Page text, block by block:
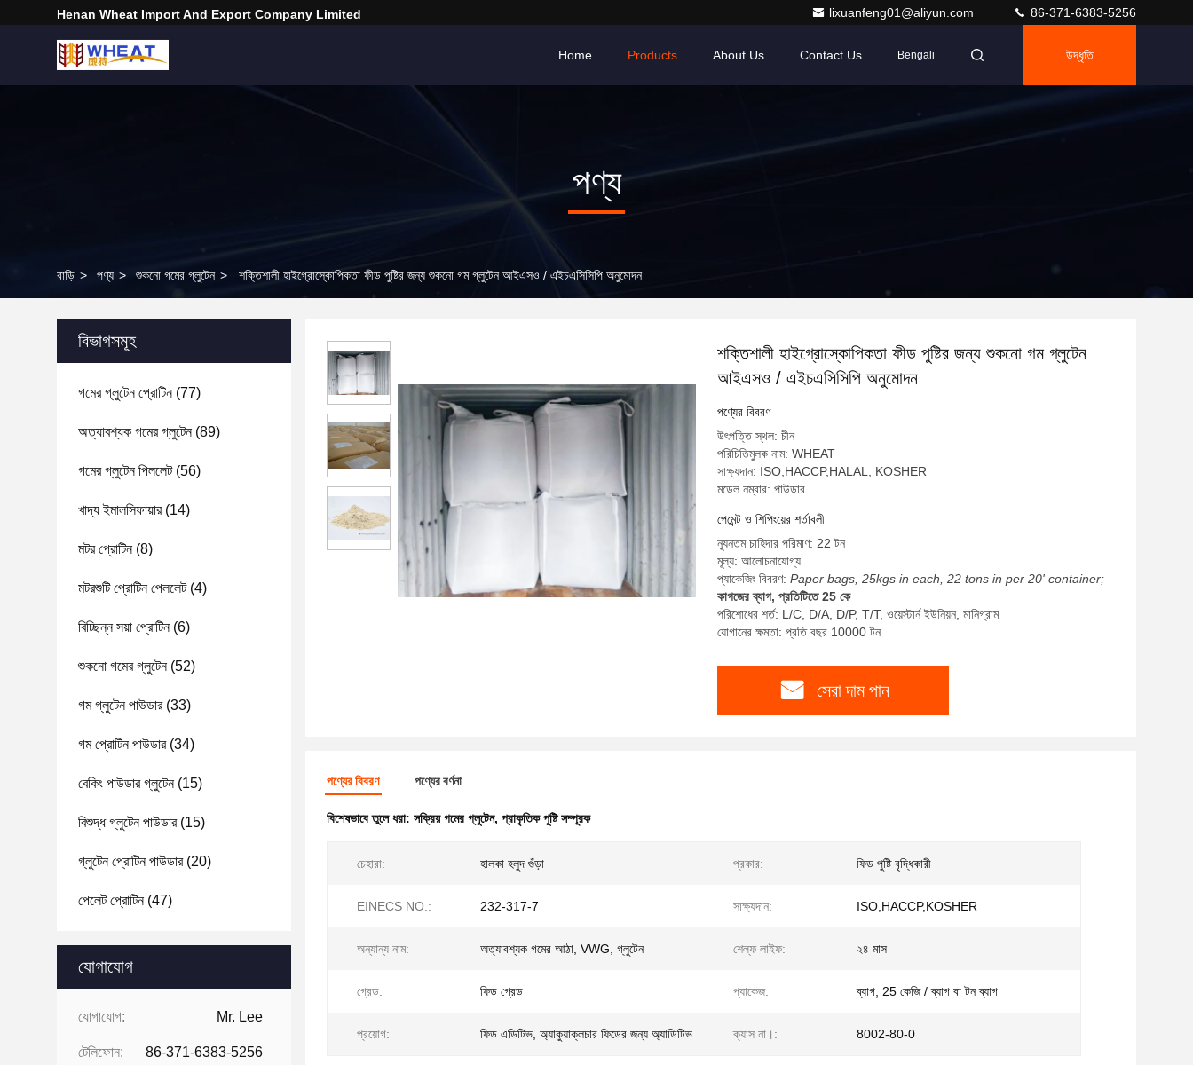
Henan Wheat Import And Export Company Limited lixuanfeng01@aliyun.com 86-371-6383-5256
Home Products About Us Contact Us Bengali উদ্ধৃতি
পণ্য
বাড়ি > পণ্য > শুকনো গমের গ্লুটেন > শক্তিশালী হাইগ্রোস্কোপিকতা ফীড পুষ্টির জন্য শুকনো গম গ্লুটেন আইএসও / এইচএসিসিপি অনুমোদন
বিভাগসমূহ
গমের গ্লুটেন প্রোটিন(77)
অত্যাবশ্যক গমের গ্লুটেন(89)
গমের গ্লুটেন পিললেট(56)
খাদ্য ইমালসিফায়ার(14)
মটর প্রোটিন(8)
মটরশুটি প্রোটিন পেললেট(4)
বিচ্ছিন্ন সয়া প্রোটিন(6)
শুকনো গমের গ্লুটেন(52)
গম গ্লুটেন পাউডার(33)
গম প্রোটিন পাউডার(34)
বেকিং পাউডার গ্লুটেন(15)
বিশুদ্ধ গ্লুটেন পাউডার(15)
গ্লুটেন প্রোটিন পাউডার(20)
পেলেট প্রোটিন(47)
যোগাযোগ
যোগাযোগ: Mr. Lee
টেলিফোন: 86-371-6383-5256
শক্তিশালী হাইগ্রোস্কোপিকতা ফীড পুষ্টির জন্য শুকনো গম গ্লুটেন
আইএসও / এইচএসিসিপি অনুমোদন
পণ্যের বিবরণ
উৎপত্তি স্থল: চীন
পরিচিতিমুলক নাম: WHEAT
সাক্ষ্যদান: ISO,HACCP,HALAL, KOSHER
মডেল নম্বার: পাউডার
পেমেন্ট ও শিপিংয়ের শর্তাবলী
ন্যূনতম চাহিদার পরিমাণ: 22 টন
মূল্য: আলোচনাযোগ্য
প্যাকেজিং বিবরণ: Paper bags, 25kgs in each, 22 tons in per 20' container;
কাগজের ব্যাগ, প্রতিটিতে 25 কে
পরিশোধের শর্ত: L/C, D/A, D/P, T/T, ওয়েস্টার্ন ইউনিয়ন, মানিগ্রাম
যোগানের ক্ষমতা: প্রতি বছর 10000 টন
সেরা দাম পান
পণ্যের বিবরণ পণ্যের বর্ণনা
বিশেষভাবে তুলে ধরা: সক্রিয় গমের গ্লুটেন, প্রাকৃতিক পুষ্টি সম্পূরক
চেহারা: হালকা হলুদ গুঁড়া প্রকার: ফিড পুষ্টি বৃদ্ধিকারী
EINECS NO.: 232-317-7 সাক্ষ্যদান: ISO,HACCP,KOSHER
অন্যান্য নাম: অত্যাবশ্যক গমের আঠা, VWG, গ্লুটেন শেল্ফ লাইফ: ২৪ মাস
গ্রেড: ফিড গ্রেড প্যাকেজ: ব্যাগ, 25 কেজি / ব্যাগ বা টন ব্যাগ
প্রয়োগ: ফিড এডিটিভ, অ্যাকুয়াক্লচার ফিডের জন্য অ্যাডিটিভ ক্যাস না।: 8002-80-0